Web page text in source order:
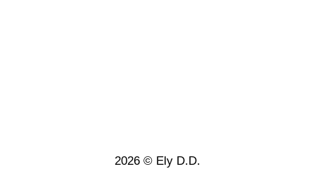
2026 © Ely D.D.